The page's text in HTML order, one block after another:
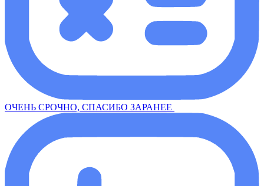
ОЧЕНЬ СРОЧНО, СПАСИБО ЗАРАНЕЕ ​